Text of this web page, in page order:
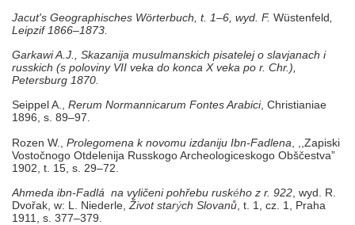
Jacut's Geographisches Wörterbuch, t. 1–6, wyd. F. Wüstenfeld
Leipzif 1866–1873.
Garkawi A.J., Skazanija musulmanskich pisatelej o slavjanach i
russkich (s poloviny VII veka do konca X veka po r. Chr.),
Petersburg 1870.
Seippel A., Rerum Normannicarum Fontes Arabici, Christianiae
1896, s. 89–97.
Rozen W., Prolegomena k novomu izdaniju Ibn-Fadlena , ,,Zapiski
Vostočnogo Otdelenija Russkogo Archeologiceskogo Obščestva”
1902, t. 15, s. 29–72.
Ahmeda ibn-Fadlá na vyličeni pohřebu ruského z r. 922 , wyd. R.
Dvořak, w: L. Niederle, Život starých Slovanů , t. 1, cz. 1, Praha
1911, s. 377–379.